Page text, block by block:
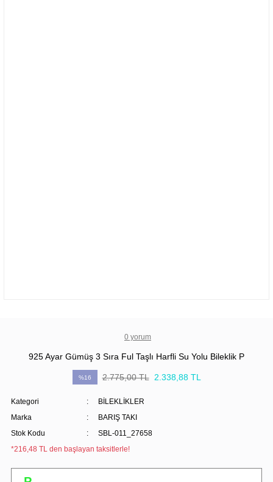
0 yorum
925 Ayar Gümüş 3 Sıra Ful Taşlı Harfli Su Yolu Bileklik P
%16 2.775,00 TL 2.338,88 TL
Kategori
BİLEKLİKLER
Marka
BARIŞ TAKI
Stok Kodu
SBL-011_27658
*216,48 TL den başlayan taksitlerle!